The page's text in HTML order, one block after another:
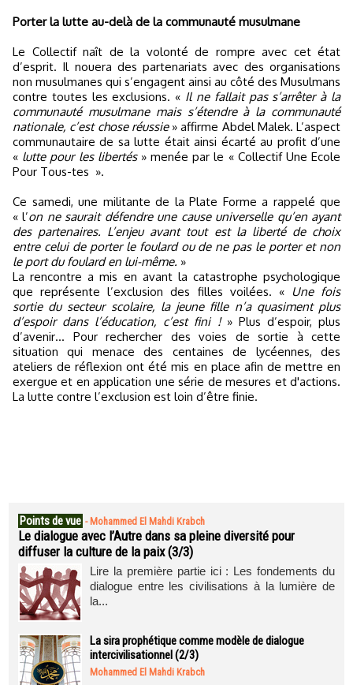
Porter la lutte au-delà de la communauté musulmane
Le Collectif naît de la volonté de rompre avec cet état
d’esprit. Il nouera des partenariats avec des organisations
non musulmanes qui s’engagent ainsi au côté des Musulmans
contre toutes les exclusions. « Il ne fallait pas s’arrêter à la
communauté musulmane mais s’étendre à la communauté
nationale, c’est chose réussie » affirme Abdel Malek. L’aspect
communautaire de sa lutte était ainsi écarté au profit d’une
« lutte pour les libertés» menée par le « Collectif Une Ecole
Pour Tous-tes ».
Ce samedi, une militante de la Plate Forme a rappelé que
« l’on ne saurait défendre une cause universelle qu’en ayant
des partenaires. L’enjeu avant tout est la liberté de choix
entre celui de porter le foulard ou de ne pas le porter et non
le port du foulard en lui-même. »
La rencontre a mis en avant la catastrophe psychologique
que représente l’exclusion des filles voilées. « Une fois
sortie du secteur scolaire, la jeune fille n’a quasiment plus
d’espoir dans l’éducation, c’est fini !» Plus d’espoir, plus
d’avenir… Pour rechercher des voies de sortie à cette
situation qui menace des centaines de lycéennes, des
ateliers de réflexion ont été mis en place afin de mettre en
exergue et en application une série de mesures et d'actions.
La lutte contre l’exclusion est loin d’être finie.
Points de vue - Mohammed El Mahdi Krabch
Le dialogue avec l’Autre dans sa pleine diversité pour
diffuser la culture de la paix (3/3)
Lire la première partie ici : Les fondements du
dialogue entre les civilisations à la lumière de
la...
La sira prophétique comme modèle de dialogue
intercivilisationnel (2/3)
Mohammed El Mahdi Krabch